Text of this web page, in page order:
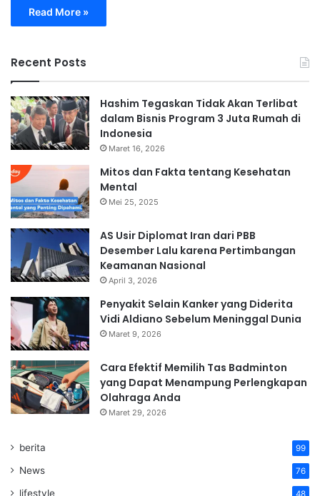
Read More »
Recent Posts
Hashim Tegaskan Tidak Akan Terlibat
dalam Bisnis Program 3 Juta Rumah di
Indonesia
Maret 16, 2026
Mitos dan Fakta tentang Kesehatan
Mental
Mei 25, 2025
AS Usir Diplomat Iran dari PBB
Desember Lalu karena Pertimbangan
Keamanan Nasional
April 3, 2026
Penyakit Selain Kanker yang Diderita
Vidi Aldiano Sebelum Meninggal Dunia
Maret 9, 2026
Cara Efektif Memilih Tas Badminton
yang Dapat Menampung Perlengkapan
Olahraga Anda
Maret 29, 2026
berita 99
News 76
lifestyle 48